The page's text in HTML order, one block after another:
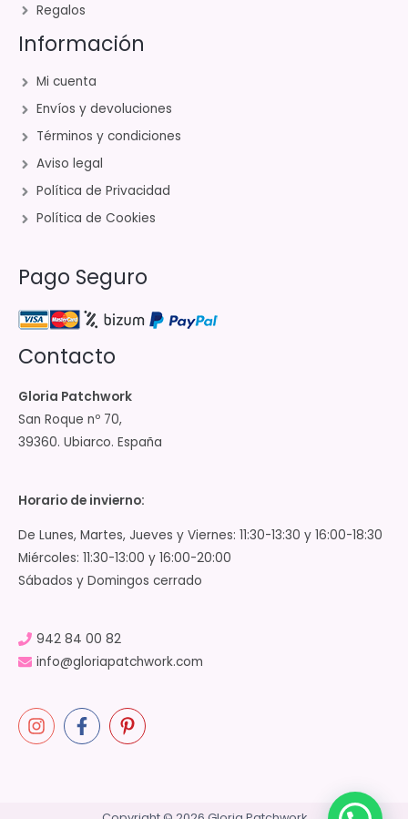
Regalos
Información
Mi cuenta
Envíos y devoluciones
Términos y condiciones
Aviso legal
Política de Privacidad
Política de Cookies
Pago Seguro
Contacto
Gloria Patchwork
San Roque nº 70,
39360. Ubiarco. España
Horario de invierno:
De Lunes, Martes, Jueves y Viernes: 11:30-13:30 y 16:00-18:30
Miércoles: 11:30-13:00 y 16:00-20:00
Sábados y Domingos cerrado
942 84 00 82
info@gloriapatchwork.com